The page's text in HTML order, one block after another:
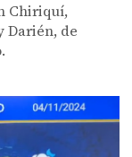
Chiriquí,
Darién, de